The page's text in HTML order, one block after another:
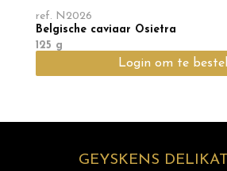
ref. N2026
Belgische caviaar Osietra
125 g
Login om te
GEYSKENS